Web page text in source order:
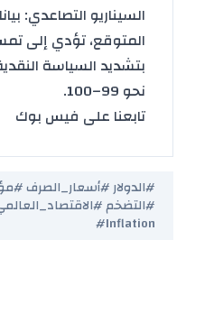
السيناريو التصاعدي:
المتوقع، تؤدي إلى
بتشديد السياسة
نحو 99–100.
تابعنا على فيس بوك
#الدولار‬ #أسعار_الصرف‬
#Inflation